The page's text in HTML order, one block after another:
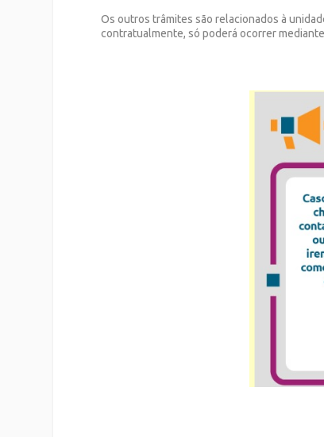
Os outros trâmites são relacionados à
contratualmente, só poderá ocorrer